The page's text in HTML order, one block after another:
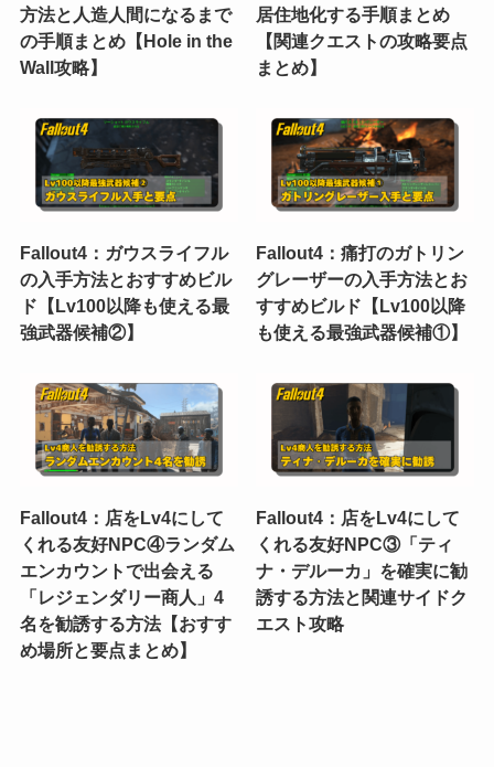
方法と人造人間になるまで
の手順まとめ【Hole in the
Wall攻略】
居住地化する手順まとめ
【関連クエストの攻略要点
まとめ】
Fallout4：ガウスライフル
の入手方法とおすすめビル
ド【Lv100以降も使える最
強武器候補②】
Fallout4：痛打のガトリン
グレーザーの入手方法とお
すすめビルド【Lv100以降
も使える最強武器候補①】
Fallout4：店をLv4にして
くれる友好NPC④ランダム
エンカウントで出会える
「レジェンダリー商人」4
名を勧誘する方法【おすす
め場所と要点まとめ】
Fallout4：店をLv4にして
くれる友好NPC③「ティ
ナ・デルーカ」を確実に勧
誘する方法と関連サイドク
エスト攻略